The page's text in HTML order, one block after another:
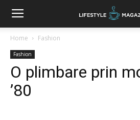
Home Fashion
Fashion
O plimbare prin
’80